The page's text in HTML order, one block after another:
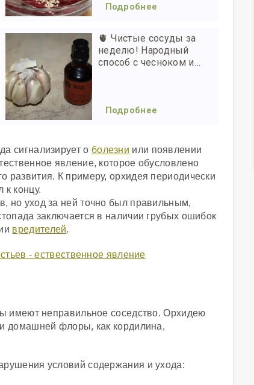
Подробнее
🫀 Чистые сосуды за
неделю! Народный
способ с чесноком и…
Подробнее
сигнализирует о болезни или появлении
явление, которое обусловлено
развития. К примеру, орхидея периодически
к концу.
но уход за ней точно был правильным,
заключается в наличии грубых ошибок
вредителей.
имеют неправильное соседство. Орхидею
домашней флоры, как кордилина,
условий содержания и ухода: